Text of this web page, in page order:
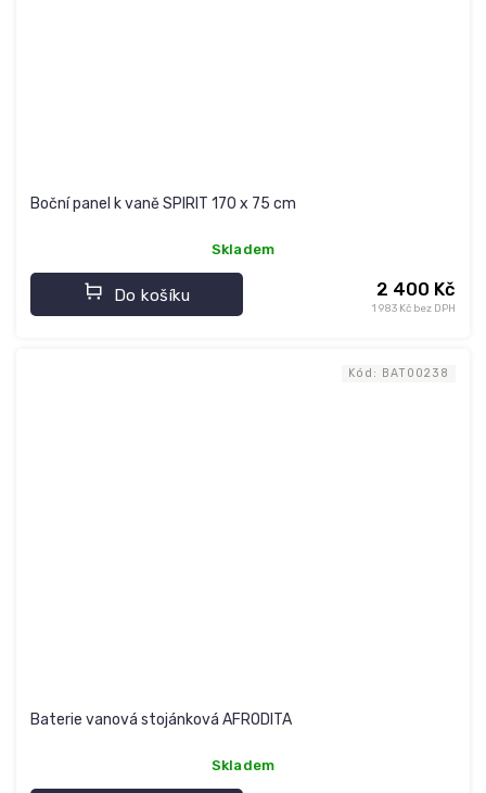
Boční panel k vaně SPIRIT 170 x 75 cm
Skladem
1 983 Kč bez DPH
2 400 Kč
Do košíku
Baterie vanová stojánková AFRODITA
Skladem
Kód: BAT00238